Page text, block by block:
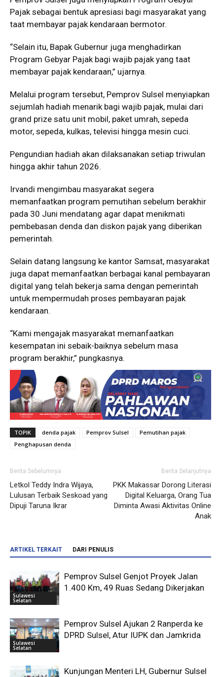
Pajak sebagai bentuk apresiasi bagi masyarakat yang
taat membayar pajak kendaraan bermotor.
“Selain itu, Bapak Gubernur juga menghadirkan
Program Gebyar Pajak bagi wajib pajak yang taat
membayar pajak kendaraan,” ujarnya.
Melalui program tersebut, Pemprov Sulsel menyiapkan
sejumlah hadiah menarik bagi wajib pajak, mulai dari
grand prize satu unit mobil, paket umrah, sepeda
motor, sepeda, kulkas, televisi hingga mesin cuci.
Pengundian hadiah akan dilaksanakan setiap triwulan
hingga akhir tahun 2026.
Irvandi mengimbau masyarakat segera
memanfaatkan program pemutihan sebelum berakhir
pada 30 Juni mendatang agar dapat menikmati
pembebasan denda dan diskon pajak yang diberikan
pemerintah.
Selain datang langsung ke kantor Samsat, masyarakat
juga dapat memanfaatkan berbagai kanal pembayaran
digital yang telah bekerja sama dengan pemerintah
untuk mempermudah proses pembayaran pajak
kendaraan.
“Kami mengajak masyarakat memanfaatkan
kesempatan ini sebaik-baiknya sebelum masa
program berakhir,” pungkasnya.
TOPIK denda pajak Pemprov Sulsel
Pemutihan pajak
Penghapusan denda
Berita Sebelumnya
Letkol Teddy Indra Wijaya,
Lulusan Terbaik Seskoad yang
Dipuji Taruna Ikrar
Berita Selanjutnya
PKK Makassar Dorong Literasi
Digital Keluarga, Orang Tua
Diminta Awasi Aktivitas Online
Anak
ARTIKEL TERKAIT DARI PENULIS
Sulawesi
Selatan
Pemprov Sulsel Genjot Proyek Jalan
1.400 Km, 49 Ruas Sedang Dikerjakan
Sulawesi
Selatan
Pemprov Sulsel Ajukan 2 Ranperda ke
DPRD Sulsel, Atur IUPK dan Jamkrida
Kunjungan Menteri LH, Gubernur Sulsel